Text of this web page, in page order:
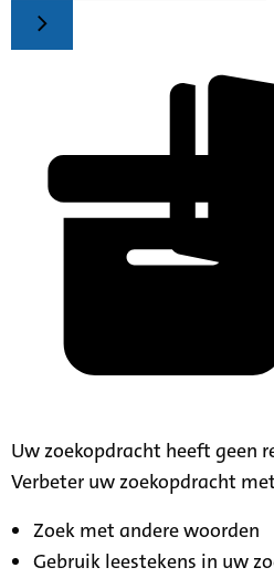
Uw zoekopdracht heeft geen
Verbeter uw zoekopdracht
Zoek met andere woorden
Gebruik leestekens in uw